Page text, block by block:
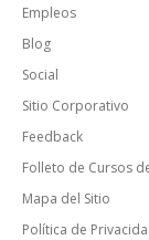
Empleos
Blog
Social
Sitio Corporativo
Feedback
Folleto de Cursos
Mapa del Sitio
Política de